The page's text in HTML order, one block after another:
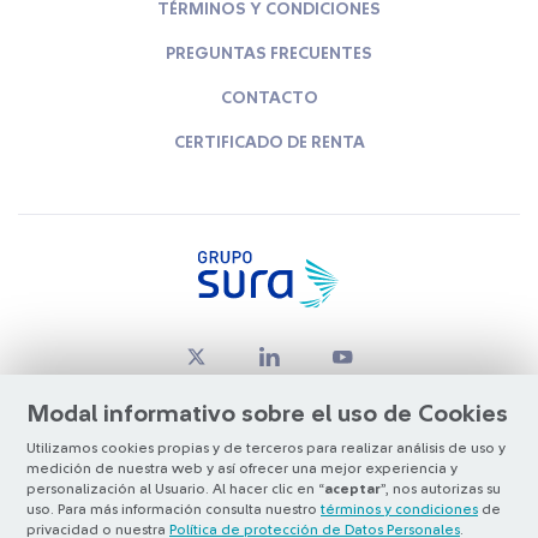
Modal informativo sobre el uso de Cookies
Utilizamos cookies propias y de terceros para realizar análisis de uso y
medición de nuestra web y así ofrecer una mejor experiencia y
personalización al Usuario. Al hacer clic en “aceptar”, nos autorizas su
uso. Para más información consulta nuestro términos y condiciones de
privacidad o nuestra Política de protección de Datos Personales
TÉRMINOS Y CONDICIONES
PREGUNTAS FRECUENTES
CONTACTO
CERTIFICADO DE RENTA
© Copyright Grupo SURA 2026